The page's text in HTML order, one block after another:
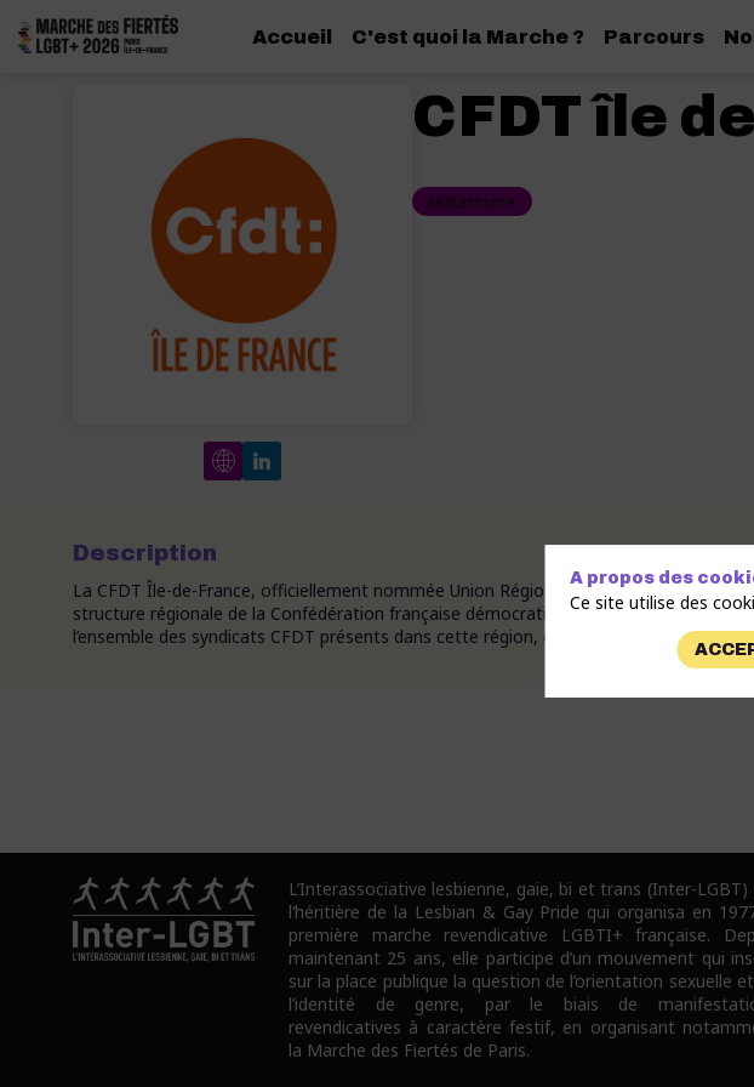
Accueil C'est quoi la Marche ? Parcours
CFDT île
Militantisme
Description
La CFDT Île-de-France, officiellement nommée Union Régionale Interprofessionnelle
structure régionale de la Confédération française démocratique du travail (CFDT)
l’ensemble des syndicats CFDT présents dans cette région, couvrant divers secteurs
L’Interassociative lesbienne, gaie, bi et trans (Inter-LGBT)
l’héritière de la Lesbian & Gay Pride qui organisa en
première marche revendicative LGBTI+ française.
maintenant 25 ans, elle participe d’un mouvement qui
sur la place publique la question de l’orientation sexuelle
l’identité de genre, par le biais de
revendicatives à caractère festif, en organisant
la Marche des Fiertés de Paris.
A propos des
Ce site utilise des